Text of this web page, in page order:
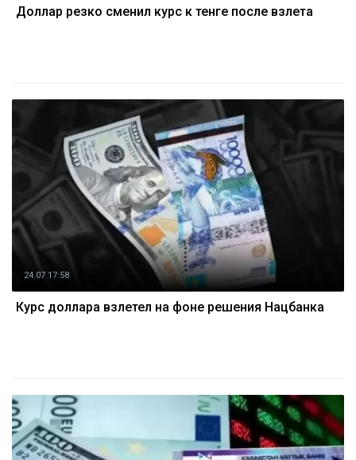
Доллар резко сменил курс к тенге после взлета
24.07 17:58
Курс доллара взлетел на фоне решения Нацбанка